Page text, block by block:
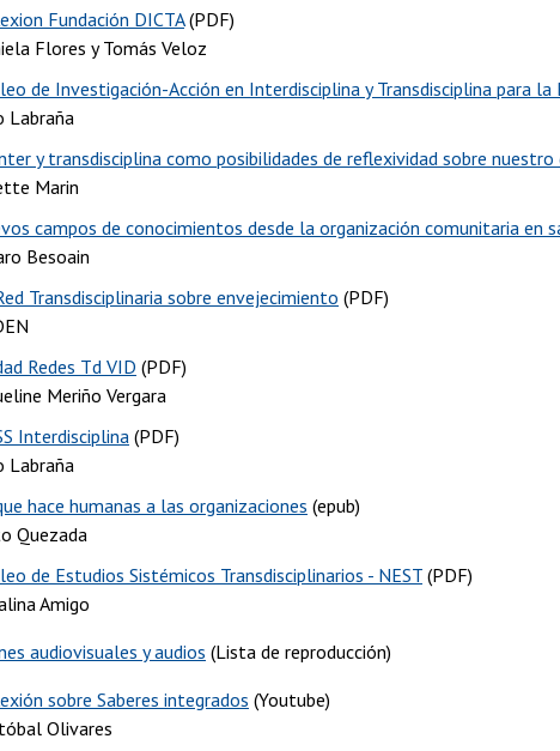
Fundación DICTA(PDF)
Flores y Tomás Veloz
de Investigación-Acción en Interdisciplina y Transdisciplina para la
Labraña
y transdisciplina como posibilidades de reflexividad sobre
Marin
campos de conocimientos desde la organización comunitaria en
Besoain
Transdisciplinaria sobre envejecimiento (PDF)
Redes Td VID (PDF)
Meriño Vergara
Interdisciplina (PDF)
Labraña
hace humanas a las organizaciones (epub)
Quezada
de Estudios Sistémicos Transdisciplinarios - NEST (PDF)
Amigo
audiovisuales y audios (Lista de reproducción)
sobre Saberes integrados (Youtube)
Olivares